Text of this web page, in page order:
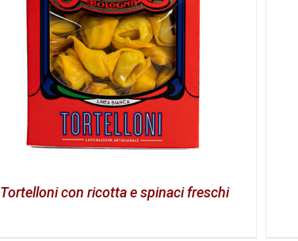
Tortelloni con ricotta e spinaci freschi